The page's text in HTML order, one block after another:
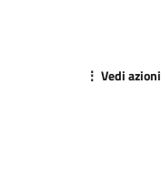
⋮ Vedi azioni